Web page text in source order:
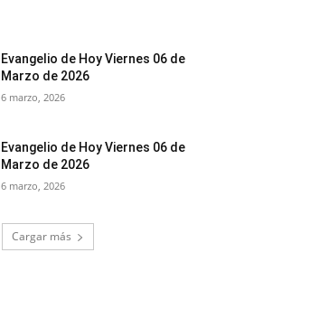
Evangelio de Hoy Viernes 06 de
Marzo de 2026
6 marzo, 2026
Evangelio de Hoy Viernes 06 de
Marzo de 2026
6 marzo, 2026
Cargar más